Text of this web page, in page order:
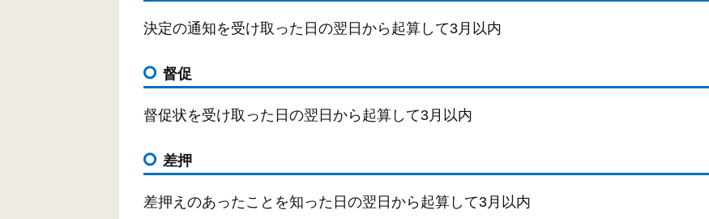
o
er
決定の通知を受け取った日の翌日から起算して3月以内
督促
督促状を受け取った日の翌日から起算して3月以内
差押
差押えのあったことを知った日の翌日から起算して3月以内